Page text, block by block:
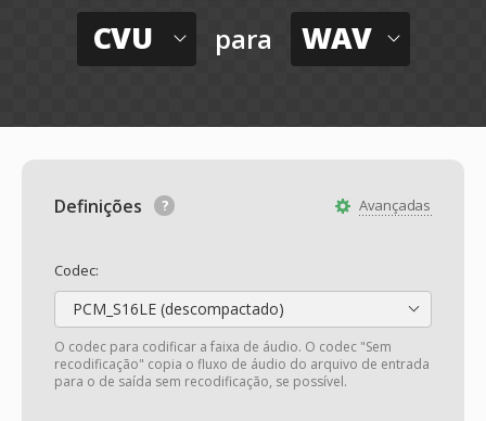
CVU para WAV
Avançadas
Definições
Codec:
PCM_S16LE (descompactado)
O codec para codificar a faixa de áudio. O codec "Sem
recodificação" copia o fluxo de áudio do arquivo de entrada
para o de saída sem recodificação, se possível.